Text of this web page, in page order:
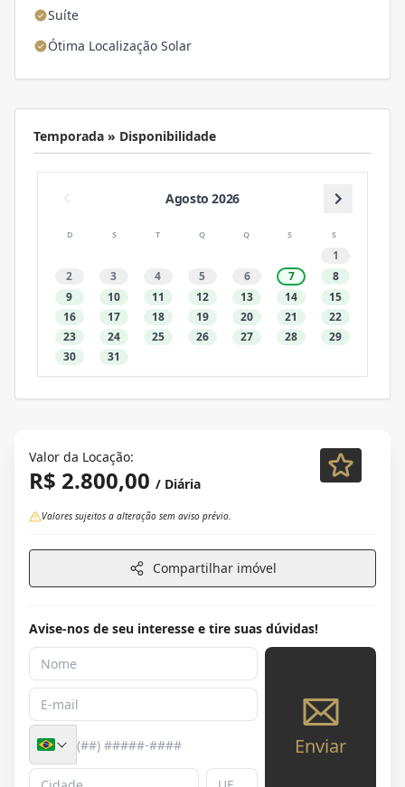
Suíte
Ótima Localização Solar
Temporada » Disponibilidade
Agosto 2026
D S T Q Q S S
1
2
3 4 5 6 7
8
9
10 11 12 13 14
15
16
17 18 19 20 21
22
23
24 25 26 27 28
29
30
31
Valor da Locação:
R$ 2.800,00 / Diária
Valores sujeitos a alteração sem aviso prévio.
Compartilhar imóvel
Avise-nos de seu interesse e tire suas dúvidas!
Enviar